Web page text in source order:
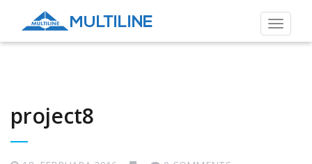
Toggle
project8